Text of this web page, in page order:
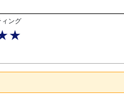
ィング